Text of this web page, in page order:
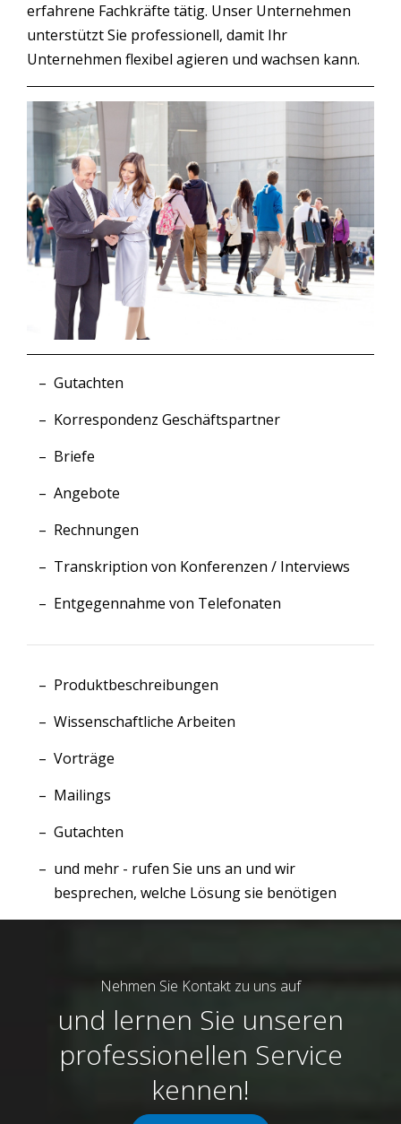
erfahrene Fachkräfte tätig. Unser Unternehmen
unterstützt Sie professionell, damit Ihr
Unternehmen flexibel agieren und wachsen kann.
Gutachten
Korrespondenz Geschäftspartner
Briefe
Angebote
Rechnungen
Transkription von Konferenzen / Interviews
Entgegennahme von Telefonaten
Produktbeschreibungen
Wissenschaftliche Arbeiten
Vorträge
Mailings
Gutachten
und mehr - rufen Sie uns an und wir
besprechen, welche Lösung sie benötigen
Nehmen Sie Kontakt zu uns auf
und lernen Sie unseren
professionellen Service
kennen!